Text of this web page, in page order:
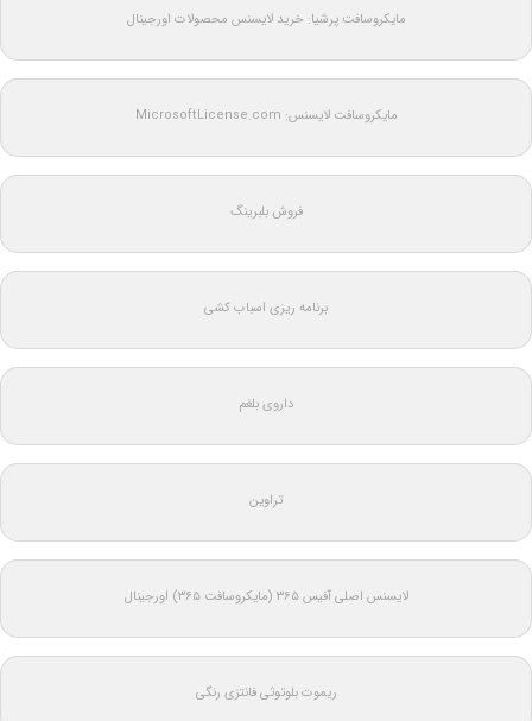
مایکروسافت پرشیا: خرید لایسنس محصولات اورجینال
مایکروسافت لایسنس: MicrosoftLicense.com
فروش بلبرینگ
برنامه ریزی اسباب کشی
داروی بلغم
تراوین
لایسنس اصلی آفیس ۳۶۵ (مایکروسافت ۳۶۵) اورجینال
ریموت بلوتوثی فانتزی رنگی